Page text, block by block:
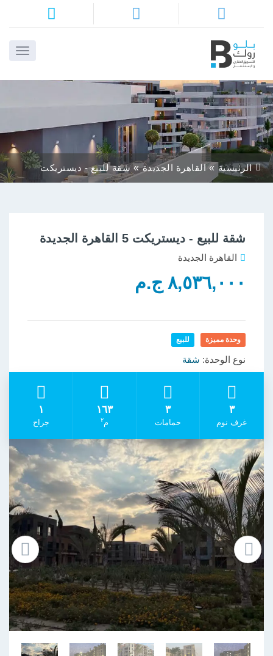
الرئيسية القاهرة الجديدة
شقة للبيع - ديستريكت
5 القاهرة الجديدة
شقة للبيع - ديستريكت 5 القاهرة الجديدة
القاهرة الجديدة
٨,٥٣٦,٠٠٠ ج.م
وحدة مميزة للبيع
نوع الوحدة: شقة
٣
غرف نوم
٣
حمامات
١٦٣
م٢
١
جراح